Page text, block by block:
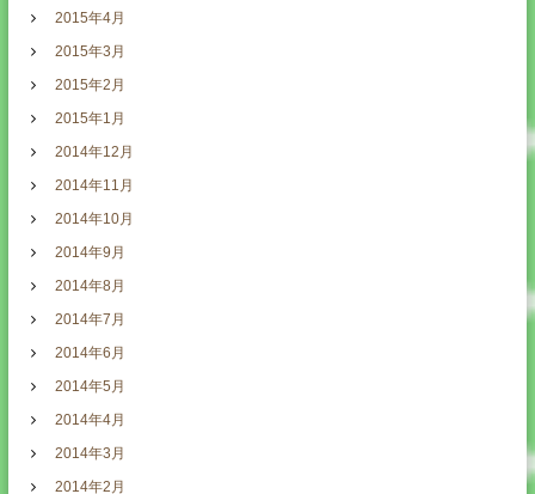
2015年4月
2015年3月
2015年2月
2015年1月
2014年12月
2014年11月
2014年10月
2014年9月
2014年8月
2014年7月
2014年6月
2014年5月
2014年4月
2014年3月
2014年2月